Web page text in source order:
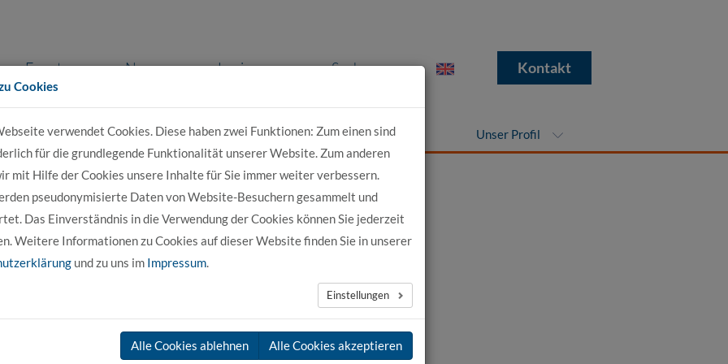
Events News Login Suche Kontakt
Bewerber Für Studierende Für Unternehmen Unser Profil
nächste News →
Cookies
verwendet Cookies. Diese haben zwei Funktionen: Zum einen sind
für die grundlegende Funktionalität unserer Website. Zum anderen
mit Hilfe der Cookies unsere Inhalte für Sie immer weiter verbessern.
pseudonymisierte Daten von Website-Besuchern gesammelt und
Das Einverständnis in die Verwendung der Cookies können Sie jederzeit
Weitere Informationen zu Cookies auf dieser Website finden Sie in unserer
und zu uns im Impressum.
Einstellungen
Alle Cookies ablehnen Alle Cookies akzeptieren